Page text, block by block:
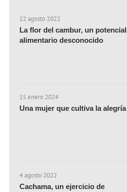
22 agosto 2022
La flor del cambur, un potencial
alimentario desconocido
15 enero 2024
Una mujer que cultiva la alegría
4 agosto 2022
Cachama, un ejercicio de